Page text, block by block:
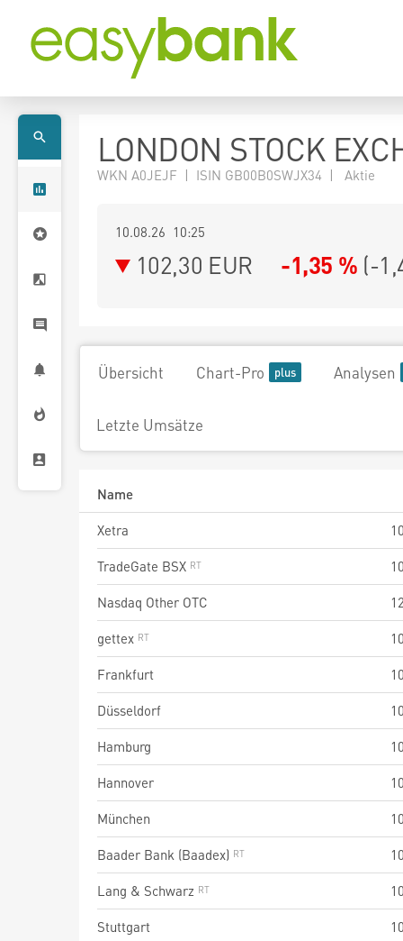
LONDON STOCK
WKN A0JEJF | ISIN GB00B0SWJX34 | Aktie
10.08.26 10:25
102,30 EUR -1,35 % (-
Übersicht Chart-Pro Analysen
Letzte Umsätze
Name
Xetra
TradeGate BSX
Nasdaq Other OTC
gettex
Frankfurt
Düsseldorf
Hamburg
Hannover
München
Baader Bank (Baadex)
Lang & Schwarz
Stuttgart